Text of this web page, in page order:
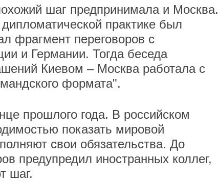
шаг предпринимала и Москва.
практике был
фрагмент переговоров с
и Германии. Тогда беседа
Киевом – Москва работала с
формата".
прошлого года. В российском
показать мировой
свои обязательства. До
предупредил иностранных коллег,
шаг.